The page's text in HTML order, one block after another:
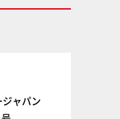
アイテムな
注目アイテム
ャパン